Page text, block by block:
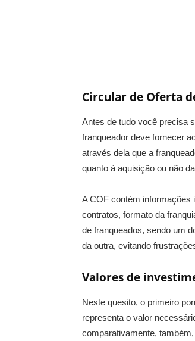
Circular de Oferta
Antes de tudo você precisa
franqueador deve fornecer
através dela que a
quanto à aquisição ou não
A COF contém informações
contratos, formato da
de franqueados, sendo um
da outra, evitando
Valores de
Neste quesito, o primeiro
representa o valor
comparativamente,